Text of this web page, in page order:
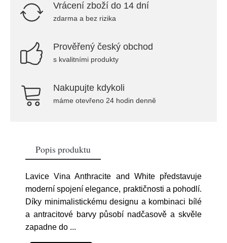
Vrácení zboží do 14 dní
zdarma a bez rizika
Prověřený český obchod
s kvalitními produkty
Nakupujte kdykoli
máme otevřeno 24 hodin denně
Popis produktu
Lavice Vina Anthracite and White představuje
moderní spojení elegance, praktičnosti a pohodlí.
Díky minimalistickému designu a kombinaci bílé
a antracitové barvy působí nadčasově a skvěle
zapadne do ...